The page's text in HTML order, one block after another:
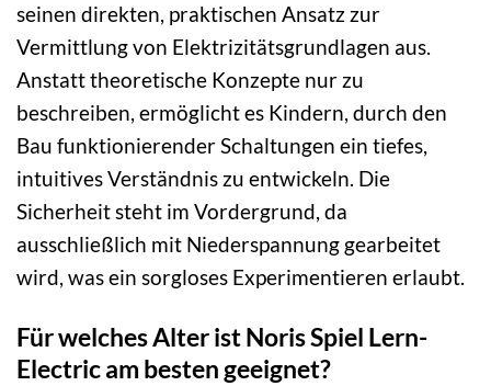
seinen direkten, praktischen Ansatz zur
Vermittlung von Elektrizitätsgrundlagen aus.
Anstatt theoretische Konzepte nur zu
beschreiben, ermöglicht es Kindern, durch den
Bau funktionierender Schaltungen ein tiefes,
intuitives Verständnis zu entwickeln. Die
Sicherheit steht im Vordergrund, da
ausschließlich mit Niederspannung gearbeitet
wird, was ein sorgloses Experimentieren erlaubt.
Für welches Alter ist Noris Spiel Lern-
Electric am besten geeignet?